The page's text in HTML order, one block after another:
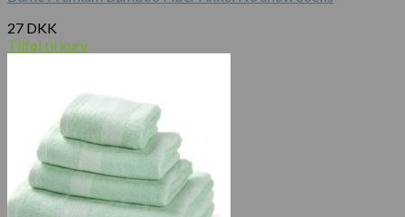
27 DKK
Tilføj til kurv